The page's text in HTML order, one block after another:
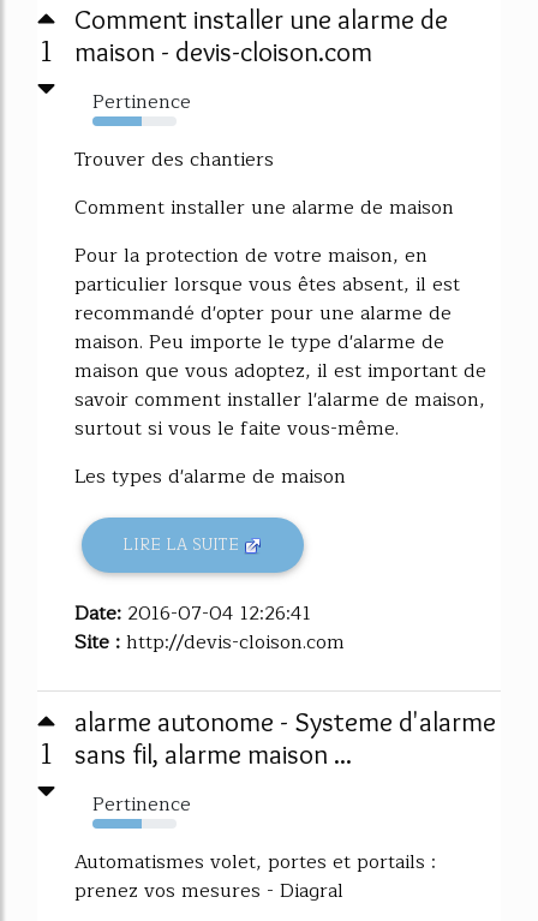
1
Comment installer une alarme de
maison - devis-cloison.com
Pertinence
59%
Trouver des chantiers
Comment installer une alarme de maison
Pour la protection de votre maison, en
particulier lorsque vous êtes absent, il est
recommandé d'opter pour une alarme de
maison. Peu importe le type d'alarme de
maison que vous adoptez, il est important de
savoir comment installer l'alarme de maison,
surtout si vous le faite vous-même.
Les types d'alarme de maison
LIRE LA SUITE
Date: 2016-07-04 12:26:41
Site :http://devis-cloison.com
1
alarme autonome - Systeme d'alarme
sans fil, alarme maison ...
Pertinence
58%
Automatismes volet, portes et portails :
prenez vos mesures - Diagral